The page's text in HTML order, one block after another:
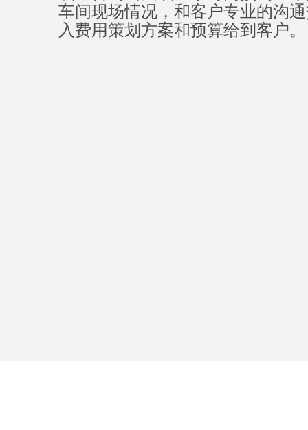
车间现场情况，和客户专业的沟
入费用策划方案和预算给到客户。